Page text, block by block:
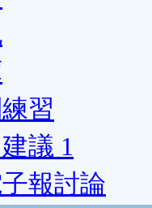
習
議 1
報討論